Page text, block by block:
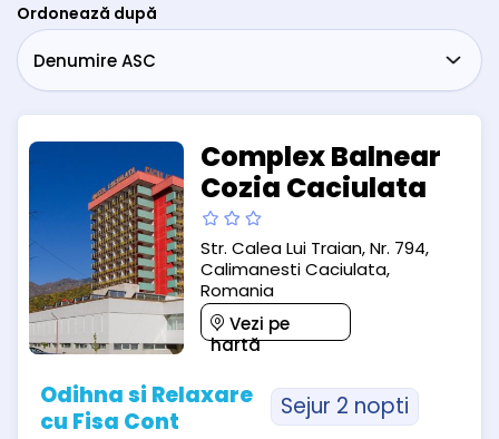
Ordonează după
Complex Balnear
Cozia Caciulata
Str. Calea Lui Traian, Nr. 794,
Calimanesti Caciulata,
Romania
Vezi pe
hartă
Odihna si Relaxare
cu Fisa Cont
Sejur 2 nopti